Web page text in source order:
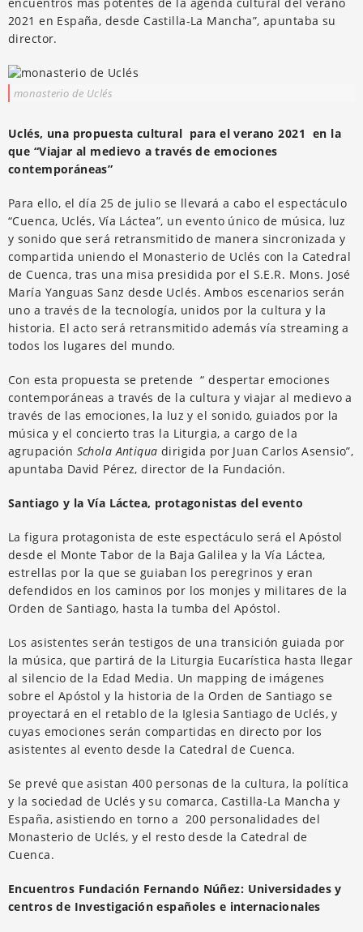
2021 en España, desde Castilla-La Mancha”, apuntaba su
director.
monasterio de Uclés
Uclés, una propuesta cultural para el verano 2021 en la
que “Viajar al medievo a través de emociones
contemporáneas”
Para ello, el día 25 de julio se llevará a cabo el espectáculo
“Cuenca, Uclés, Vía Láctea”, un evento único de música, luz
y sonido que será retransmitido de manera sincronizada y
compartida uniendo el Monasterio de Uclés con la Catedral
de Cuenca, tras una misa presidida por el S.E.R. Mons. José
María Yanguas Sanz desde Uclés. Ambos escenarios serán
uno a través de la tecnología, unidos por la cultura y la
historia. El acto será retransmitido además vía streaming a
todos los lugares del mundo.
Con esta propuesta se pretende “ despertar emociones
contemporáneas a través de la cultura y viajar al medievo a
través de las emociones, la luz y el sonido, guiados por la
música y el concierto tras la Liturgia, a cargo de la
agrupación Schola Antiqua dirigida por Juan Carlos Asensio”,
apuntaba David Pérez, director de la Fundación.
Santiago y la Vía Láctea, protagonistas del evento
La figura protagonista de este espectáculo será el Apóstol
desde el Monte Tabor de la Baja Galilea y la Vía Láctea,
estrellas por la que se guiaban los peregrinos y eran
defendidos en los caminos por los monjes y militares de la
Orden de Santiago, hasta la tumba del Apóstol.
Los asistentes serán testigos de una transición guiada por
la música, que partirá de la Liturgia Eucarística hasta llegar
al silencio de la Edad Media. Un mapping de imágenes
sobre el Apóstol y la historia de la Orden de Santiago se
proyectará en el retablo de la Iglesia Santiago de Uclés, y
cuyas emociones serán compartidas en directo por los
asistentes al evento desde la Catedral de Cuenca.
Se prevé que asistan 400 personas de la cultura, la política
y la sociedad de Uclés y su comarca, Castilla-La Mancha y
España, asistiendo en torno a 200 personalidades del
Monasterio de Uclés, y el resto desde la Catedral de
Cuenca.
Encuentros Fundación Fernando Núñez: Universidades y
centros de Investigación españoles e internacionales